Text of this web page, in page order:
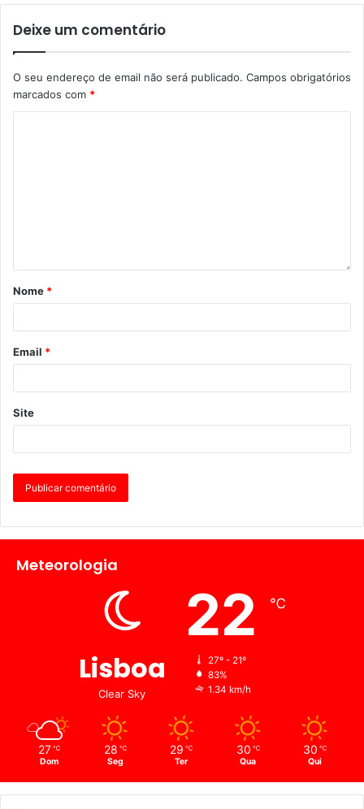
Deixe um comentário
O seu endereço de email não será publicado. Campos obrigatórios
marcados com *
Nome *
Email *
Site
Meteorologia
Lisboa
Clear Sky
22 ℃
27º - 21º
83%
1.34 km/h
27 ℃
Dom
28 ℃
Seg
29 ℃
Ter
30 ℃
Qua
30 ℃
Qui